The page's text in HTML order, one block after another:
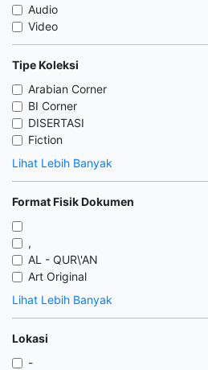
Audio
Video
Tipe Koleksi
Arabian Corner
BI Corner
DISERTASI
Fiction
Lihat Lebih Banyak
Format Fisik Dokumen
,
AL - QUR\'AN
Art Original
Lihat Lebih Banyak
Lokasi
-